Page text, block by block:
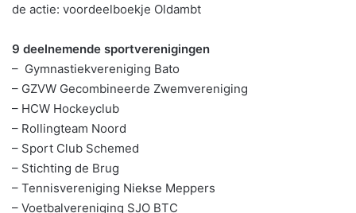
de actie: voordeelboekje Oldambt
9 deelnemende sportverenigingen
– Gymnastiekvereniging Bato
– GZVW Gecombineerde Zwemvereniging
– HCW Hockeyclub
– Rollingteam Noord
– Sport Club Schemed
– Stichting de Brug
– Tennisvereniging Niekse Meppers
– Voetbalvereniging SJO BTC